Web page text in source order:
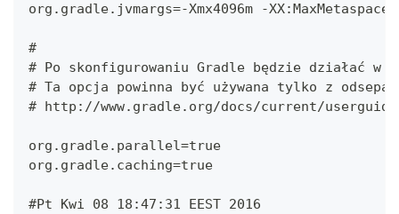
org.gradle.jvmargs=-Xmx4096m -
#
# Po skonfigurowaniu Gradle będzie działać
# Ta opcja powinna być używana tylko z
# http://www.gradle.org/docs/current/
org.gradle.parallel=true
org.gradle.caching=true
#Pt Kwi 08 18:47:31 EEST 2016